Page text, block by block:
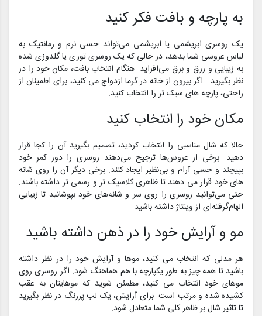
به پارچه و بافت فکر کنید
یک روسری ابریشمی یا ابریشمی می‌تواند حسی نرم و رمانتیک به
لباس عروسی شما بدهد، در حالی که یک روسری توری یا گلدوزی شده
به زیبایی و زرق و برق می‌افزاید. هنگام انتخاب بافت، مکان خود را در
نظر بگیرید - اگر بیرون از خانه در گرما ازدواج می کنید، برای اطمینان از
راحتی، پارچه های سبک تر را انتخاب کنید.
مکان خود را انتخاب کنید
حالا که شال مناسبی را انتخاب کردید، تصمیم بگیرید آن را کجا قرار
دهید. برخی از عروس‌ها ترجیح می‌دهند روسری را دور کمر خود
بپیچند و حسی آرام و بی‌نظیر ایجاد کنند. برخی دیگر آن را روی شانه
های خود قرار می دهند تا ظاهری کلاسیک تر و رسمی تر داشته باشند.
حتی می‌توانید روسری را روی سر و شانه‌های خود بپوشانید تا زیبایی
الهام‌گرفته‌ای از وینتاژ داشته باشید.
مو و آرایش خود را در ذهن داشته باشید
هر مدلی که انتخاب می کنید، موها و آرایش خود را در نظر داشته
باشید تا همه چیز به طور یکپارچه با هم هماهنگ شود. اگر روسری روی
موهای خود انتخاب می کنید، مطمئن شوید که موهایتان به عقب
کشیده شده و مرتب است. برای آرایش، یک لب پررنگ در نظر بگیرید
تا تاثیر شال بر ظاهر کلی شما متعادل شود.